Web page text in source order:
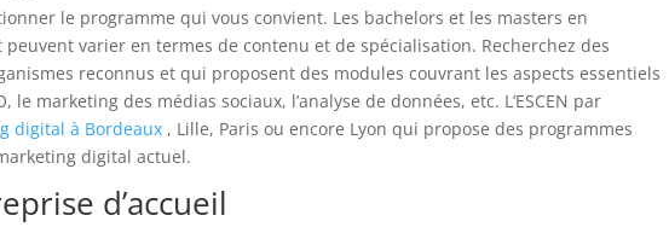
le programme qui vous convient. Les bachelors et les masters en
varier en termes de contenu et de spécialisation. Recherchez des
reconnus et qui proposent des modules couvrant les aspects essentiels
marketing des médias sociaux, l’analyse de données, etc. L’ESCEN par
digital à Bordeaux , Lille, Paris ou encore Lyon qui propose des programmes
digital actuel.
d’accueil